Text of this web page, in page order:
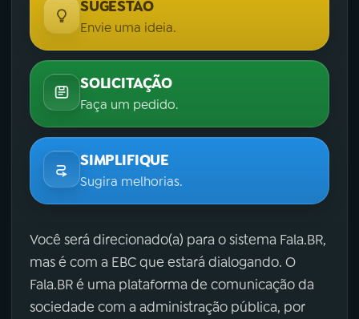
SUGESTÃO
Envie uma ideia.
SOLICITAÇÃO
Faça um pedido.
SIMPLIFIQUE
Sugira melhorias.
Você será direcionado(a) para o sistema Fala.BR,
mas é com a EBC que estará dialogando. O
Fala.BR é uma plataforma de comunicação da
sociedade com a administração pública, por